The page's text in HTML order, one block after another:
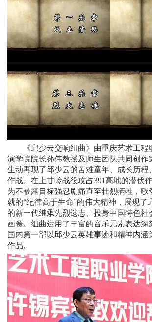
《邱少云交响组曲》由重庆艺术工程
演学院院长孙伟教授及师生团队共同创作
生动再现了邱少云的苦难童年、成长历程
作战、在上甘岭战役攻占391高地的潜伏
为不暴露目标强忍剧痛直至壮烈牺牲，歌
就的“纪律高于生命”的伟大精神，展现了
的新一代继承先烈遗志、投身中国特色社
画卷。组曲运用了丰富的音乐元素表达深
国内第一部以邱少云英雄事迹和精神内涵
作品。